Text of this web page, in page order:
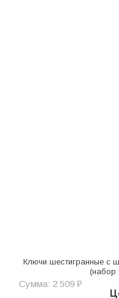
Ключи шестигранные с
(набор
Сумма: 2 509 ₽